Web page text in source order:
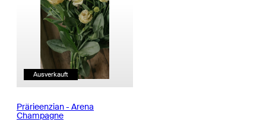
Ausverkauft
Prärieenzian - Arena
Champagne